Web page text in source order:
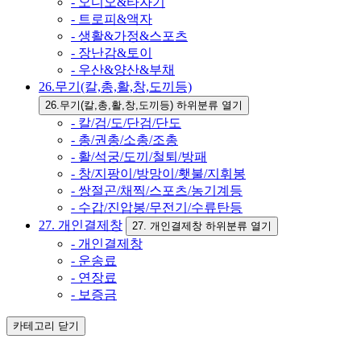
- 트로피&액자
- 생활&가정&스포츠
- 장난감&토이
- 우산&양산&부채
26.무기(칼,총,활,창,도끼등)
26.무기(칼,총,활,창,도끼등) 하위분류 열기
- 칼/검/도/단검/단도
- 총/권총/소총/조총
- 활/석궁/도끼/철퇴/방패
- 창/지팡이/방망이/횃불/지휘봉
- 쌍절곤/채찍/스포츠/농기계등
- 수갑/진압봉/무전기/수류탄등
27. 개인결제창
27. 개인결제창 하위분류 열기
- 개인결제창
- 운송료
- 연장료
- 보증금
카테고리 닫기